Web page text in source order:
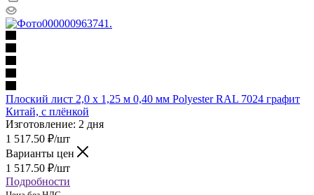
Плоский лист 2,0 х 1,25 м 0,40 мм Polyester RAL 7024 графит
Китай, с плёнкой
Изготовление: 2 дня
1 517.50 ₽/шт
Варианты цен
1 517.50 ₽/шт
Подробности